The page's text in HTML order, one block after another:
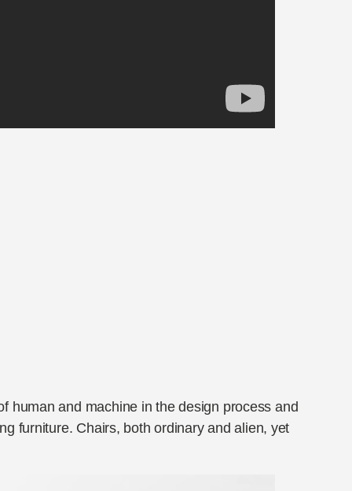
human and machine in the design process and
furniture. Chairs, both ordinary and alien, yet